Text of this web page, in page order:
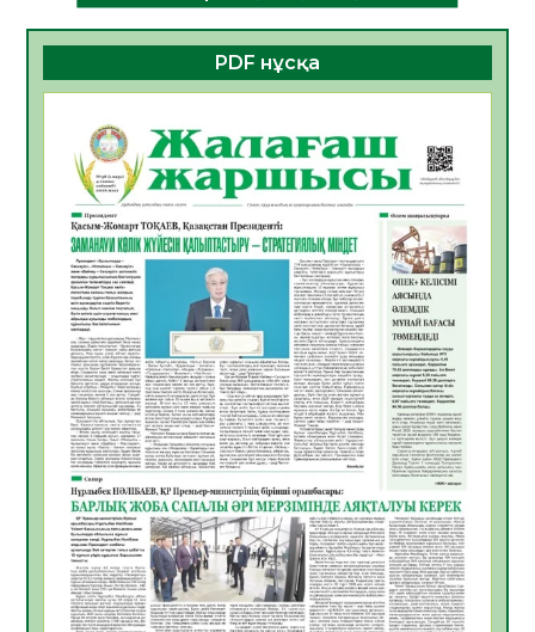
06.08.2026
40 0
ҚҰРЫЛТАЙ САЙЛАУЫ – БОЛАШАҚҚА
БАСТАР ЖАУАПТЫ ТАҢДАУ
06.08.2026
Инфекциялық ауруларға қарсы иммундау
жұмыстарының тиімділігі
06.08.2026
45
Көкжөтел ауруы туралы
06.08.2026
41
АПВ вакцинасы туралы мәлімет
06.08.2026
40
Open Air: Қызылорда облысы полиция
департаменті 20 мыңнан астам
көрерменнің қауіпсіздігін қамтамасыз етті
06.08.2026
54
ҚЫЗЫЛОРДАДА «САНАЛЫ ҰРПАҚ –
ЖАРҚЫН БОЛАШАҚ» АТТЫ КЕҢЕЙТІЛГЕН
МӘЖІЛІС ӨТТІ
PDF нұсқа